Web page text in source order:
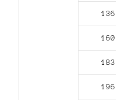
136
160
183
196